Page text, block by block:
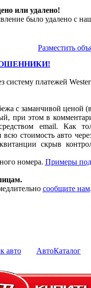
или удалено!
было удалено с
Разместить
систему платежей
с заманчивой ценой
при этом в
email. Как
стоимость авто
скрыв
номера. Примеры
сообщите нам.
авто АвтоКаталог